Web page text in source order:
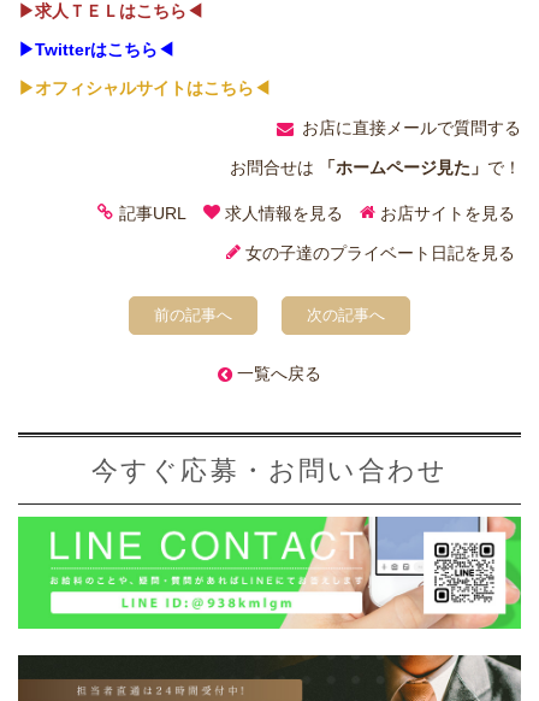
▶求人ＴＥＬはこちら◀
▶Twitterはこちら◀
▶オフィシャルサイトはこちら◀
お店に直接メールで質問する
お問合せは
「ホームページ見た」 で！
記事URL 求人情報を見る お店サイトを見る
女の子達のプライベート日記を見る
前の記事へ 次の記事へ
一覧へ戻る
今すぐ応募・お問い合わせ